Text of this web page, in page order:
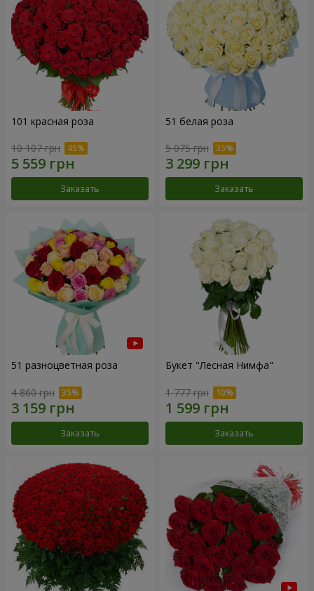
101 красная роза
10 107 грн
Заказать
51 белая роза
5 075 грн
Заказать
51 разноцветная роза
4 860 грн
Заказать
Букет "Лесная Нимфа"
1 777 грн
Заказать